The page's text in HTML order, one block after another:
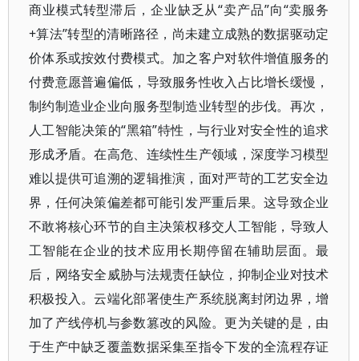
商业模式转型滞后，企业缺乏从“卖产品”向“卖服务
+算法”转型的清晰路径，尚未建立成熟的数据驱动定
价体系或按效付费模式。加之客户对软件增值服务的
付费意愿普遍偏低，导致服务性收入占比增长缓慢，
制约制造业企业向服务型制造业转型的步伐。再次，
人工智能决策的“黑箱”特性，与行业对安全性的追求
形成矛盾。在高危、连续性生产领域，深度学习模型
难以提供可追溯的逻辑推演，面对严苛的工艺安全边
界，任何决策偏差都可能引发严重后果。这导致企业
不敢将核心环节的自主决策权移交人工智能，导致人
工智能在企业的技术应用长期停留在辅助层面。最
后，网络安全威胁与法规责任缺位，抑制企业对技术
积极投入。云端化部署使生产系统脱离封闭边界，增
加了产线停机与参数篡改的风险。更为关键的是，由
于生产中缺乏覆盖数据采集至指令下发的全流程存证